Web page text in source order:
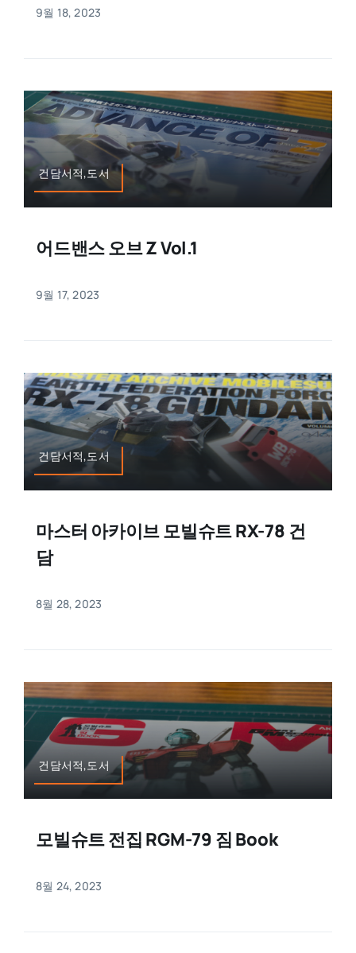
9월 18, 2023
건담서적,도서
어드밴스 오브 Z Vol.1
9월 17, 2023
건담서적,도서
마스터 아카이브 모빌슈트 RX-78 건
담
8월 28, 2023
건담서적,도서
모빌슈트 전집 RGM-79 짐 Book
8월 24, 2023